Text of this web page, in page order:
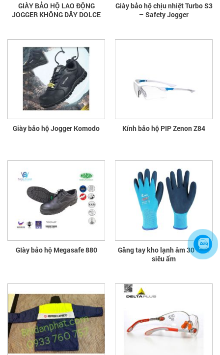
GIÀY BẢO HỘ LAO ĐỘNG
JOGGER KHÔNG DÂY DOLCE
Giày bảo hộ chịu nhiệt Turbo S3
– Safety Jogger
Giày bảo hộ Jogger Komodo Kính bảo hộ PIP Zenon Z84
GIày bảo hộ Megasafe 880
Găng tay kho lạnh âm 30 độ C
siêu ấm